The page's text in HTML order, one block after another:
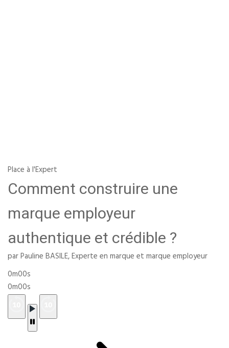
Place à l'Expert
Comment construire une
marque employeur
authentique et crédible ?
par Pauline BASILE, Experte en marque et marque employeur
0m00s
0m00s